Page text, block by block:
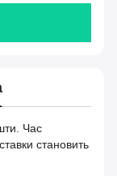
Час
становить